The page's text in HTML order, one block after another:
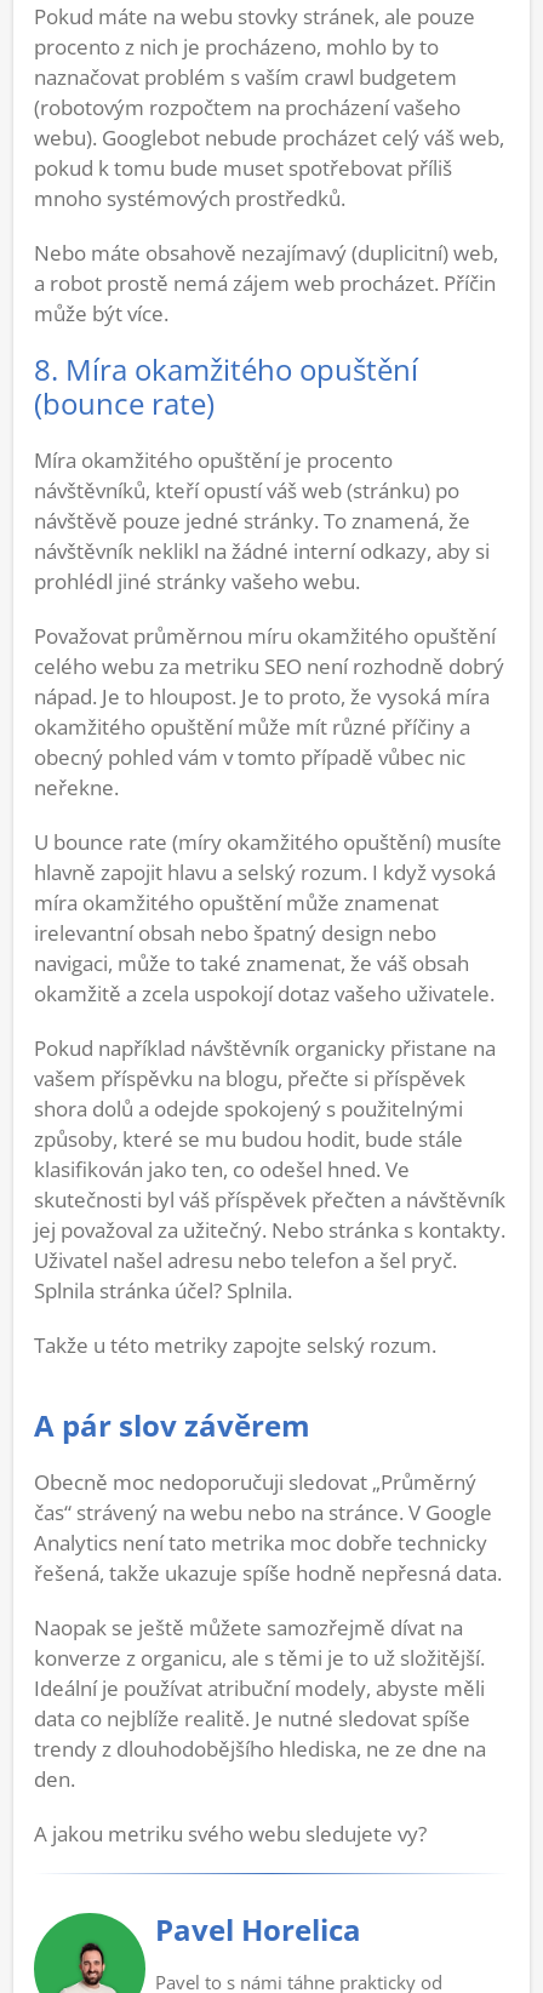
Pokud máte na webu stovky stránek, ale pouze
procento z nich je procházeno, mohlo by to
naznačovat problém s vaším crawl budgetem
(robotovým rozpočtem na procházení vašeho
webu). Googlebot nebude procházet celý váš web,
pokud k tomu bude muset spotřebovat příliš
mnoho systémových prostředků.
Nebo máte obsahově nezajímavý (duplicitní) web,
a robot prostě nemá zájem web procházet. Příčin
může být více.
8. Míra okamžitého opuštění
(bounce rate)
Míra okamžitého opuštění je procento
návštěvníků, kteří opustí váš web (stránku) po
návštěvě pouze jedné stránky. To znamená, že
návštěvník neklikl na žádné interní odkazy, aby si
prohlédl jiné stránky vašeho webu.
Považovat průměrnou míru okamžitého opuštění
celého webu za metriku SEO není rozhodně dobrý
nápad. Je to hloupost. Je to proto, že vysoká míra
okamžitého opuštění může mít různé příčiny a
obecný pohled vám v tomto případě vůbec nic
neřekne.
U bounce rate (míry okamžitého opuštění) musíte
hlavně zapojit hlavu a selský rozum. I když vysoká
míra okamžitého opuštění může znamenat
irelevantní obsah nebo špatný design nebo
navigaci, může to také znamenat, že váš obsah
okamžitě a zcela uspokojí dotaz vašeho uživatele.
Pokud například návštěvník organicky přistane na
vašem příspěvku na blogu, přečte si příspěvek
shora dolů a odejde spokojený s použitelnými
způsoby, které se mu budou hodit, bude stále
klasifikován jako ten, co odešel hned. Ve
skutečnosti byl váš příspěvek přečten a návštěvník
jej považoval za užitečný. Nebo stránka s kontakty.
Uživatel našel adresu nebo telefon a šel pryč.
Splnila stránka účel? Splnila.
Takže u této metriky zapojte selský rozum.
A pár slov závěrem
Obecně moc nedoporučuji sledovat „Průměrný
čas“ strávený na webu nebo na stránce. V Google
Analytics není tato metrika moc dobře technicky
řešená, takže ukazuje spíše hodně nepřesná data.
Naopak se ještě můžete samozřejmě dívat na
konverze z organicu, ale s těmi je to už složitější.
Ideální je používat atribuční modely, abyste měli
data co nejblíže realitě. Je nutné sledovat spíše
trendy z dlouhodobějšího hlediska, ne ze dne na
den.
A jakou metriku svého webu sledujete vy?
Pavel Horelica
Pavel to s námi táhne prakticky od